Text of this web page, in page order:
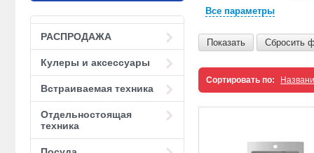
РАСПРОДАЖА
Кулеры и аксессуары
Встраиваемая техника
Отдельностоящая
техника
Все параметры
Показать Сбросить
Сортировать по: